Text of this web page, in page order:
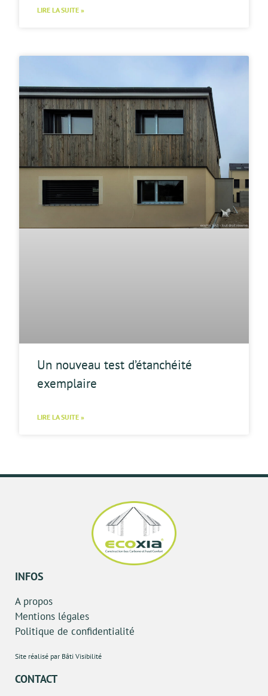
LIRE LA SUITE »
Un nouveau test d’étanchéité
exemplaire
LIRE LA SUITE »
INFOS
A propos
Mentions légales
Politique de confidentialité
Site réalisé par Bâti Visibilité
CONTACT